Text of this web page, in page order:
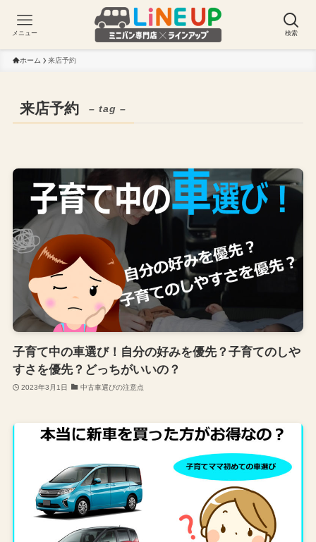
検索
メニュー
ホーム 来店予約
来店予約 – tag –
子育て中の車選び！自分の好みを優先？子育てのしや
すさを優先？どっちがいいの？
2023年3月1日 中古車選びの注意点